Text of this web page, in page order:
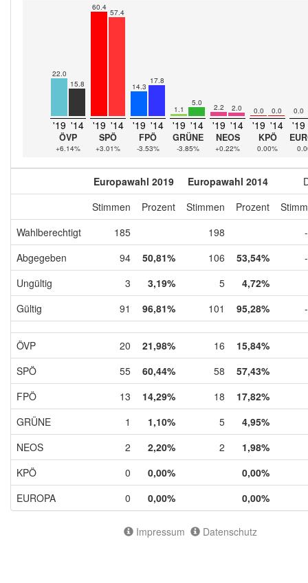
22.0
15.8
'19 '14
ÖVP
+6.14%
60.4
57.4
'19 '14
SPÖ
+3.01%
14.3
17.8
'19 '14
FPÖ
-3.53%
1.1
5.0
'19 '14
GRÜNE
-3.85%
2.2 2.0
'19 '14
NEOS
+0.22%
0.0 0.0
'19 '14
KPÖ
0.00%
0.0
'19
Europawahl 2019 Europawahl 2014
Stimmen
Prozent Stimmen Prozent
Wahlberechtigt
185 198
Abgegeben
94 50,81% 106 53,54%
Ungültig
3 3,19% 5
4,72%
Gültig
91 96,81% 101 95,28%
ÖVP 20 21,98% 16
15,84%
SPÖ
55 60,44% 58
57,43%
FPÖ
13 14,29% 18
17,82%
GRÜNE
1 1,10% 5
4,95%
NEOS
2 2,20% 2
1,98%
KPÖ
0 0,00%
0,00%
EUROPA
0 0,00% 0,00%
Impressum Datenschutz